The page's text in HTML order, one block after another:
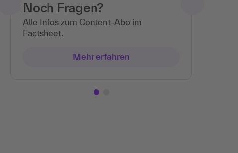
Noch Fragen?
Alle Infos zum Content-Abo im
Factsheet.
Mehr erfahren